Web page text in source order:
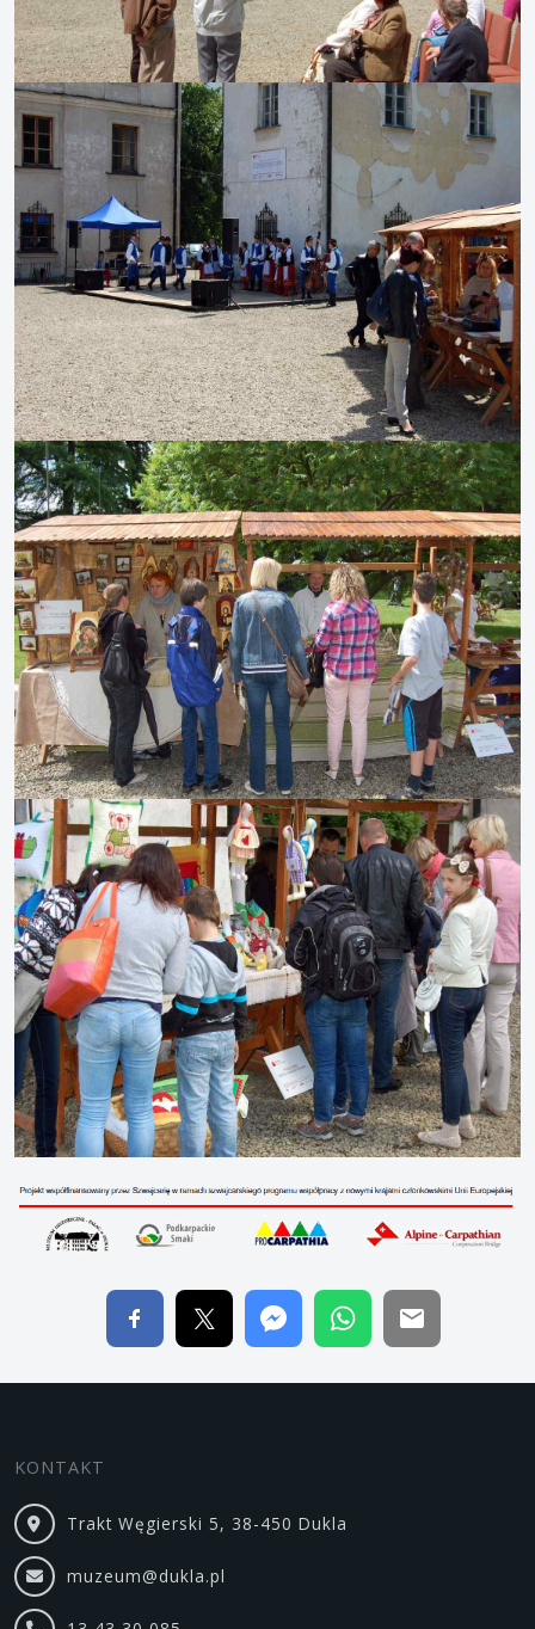
KONTAKT
Trakt Węgierski 5, 38-450 Dukla
muzeum@dukla.pl